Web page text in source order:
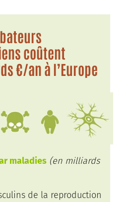
coûtent
€/an à l’Europe
maladies (en milliards
de la reproduction